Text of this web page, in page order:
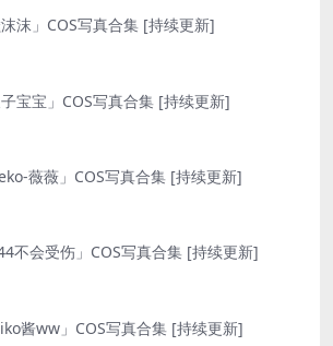
沫沫」COS写真合集 [持续更新]
子宝宝」COS写真合集 [持续更新]
薇薇」COS写真合集 [持续更新]
不会受伤」COS写真合集 [持续更新]
酱ww」COS写真合集 [持续更新]